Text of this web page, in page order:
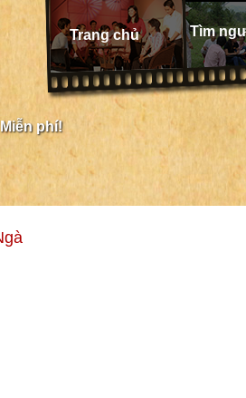
Trang chủ Tìm
phí!